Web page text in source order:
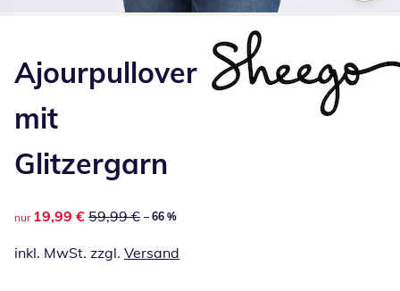
Ajourpullover
mit
Glitzergarn
reduzierter Preis 19,99 €, vorheriger Preis: 59,99 €
nur 19,99 € 59,99 € – 66 %
inkl. MwSt. zzgl. Versand